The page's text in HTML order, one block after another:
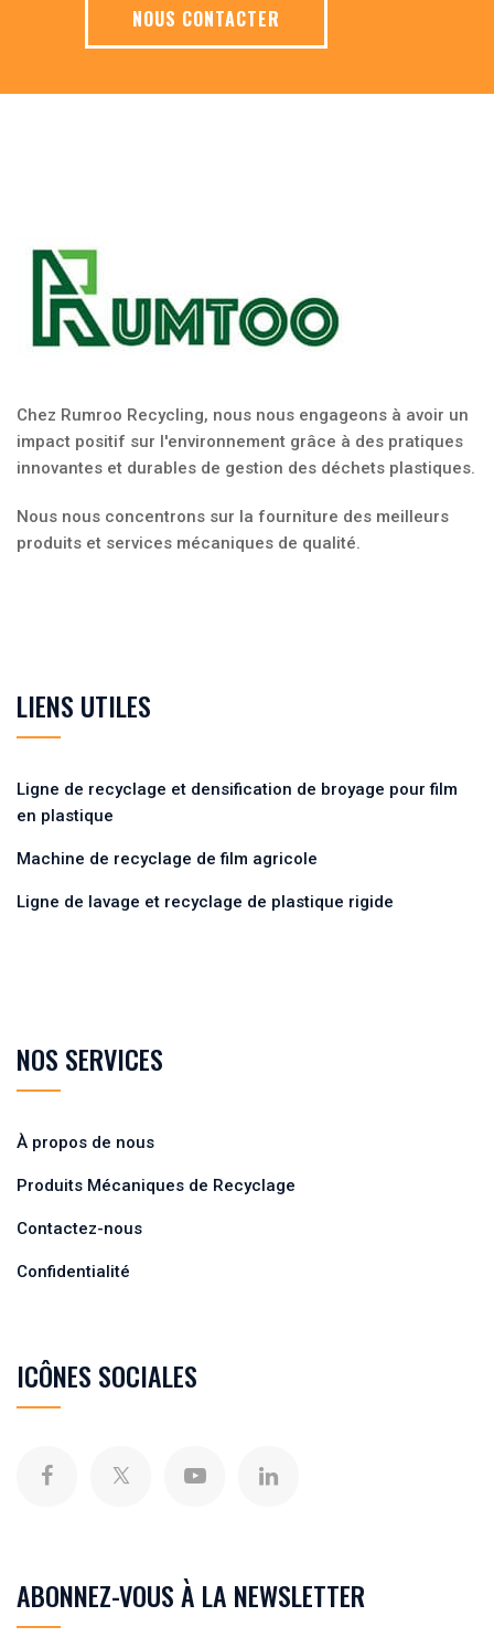
NOUS CONTACTER
Chez Rumroo Recycling, nous nous engageons à avoir un
impact positif sur l'environnement grâce à des pratiques
innovantes et durables de gestion des déchets plastiques.
Nous nous concentrons sur la fourniture des meilleurs
produits et services mécaniques de qualité.
LIENS UTILES
Ligne de recyclage et densification de broyage pour film
en plastique
Machine de recyclage de film agricole
Ligne de lavage et recyclage de plastique rigide
NOS SERVICES
À propos de nous
Produits Mécaniques de Recyclage
Contactez-nous
Confidentialité
ICÔNES SOCIALES
ABONNEZ-VOUS À LA NEWSLETTER